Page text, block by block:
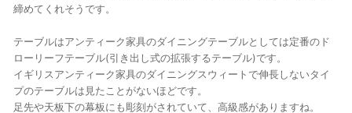
締めてくれそうです。
テーブルはアンティーク家具のダイニングテーブルとしては定番のド
ローリーフテーブル(引き出し式の拡張するテーブル)です。
イギリスアンティーク家具のダイニングスウィートで伸長しないタイ
プのテーブルは見たことがないほどです。
足先や天板下の幕板にも彫刻がされていて、高級感がありますね。